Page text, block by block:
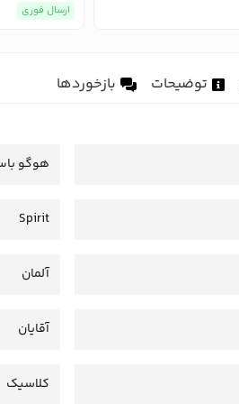
ارسال فوری
توضیحات بازخوردها
هوگو
Spirit
آلمان
آقایان
کلاسیک